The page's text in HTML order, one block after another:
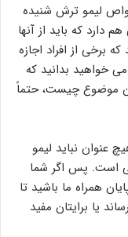
لیمو ترش شنیده
دارد که باید از آنها
برخی از افراد اجازه
خواهید بدانید که
موضوع چیست، حتماً
عنوان نباید لیمو
است. پس اگر شما
همراه ما باشید تا
یا برایتان مفید